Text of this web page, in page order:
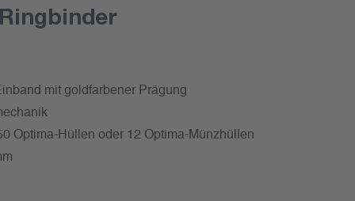
mit goldfarbener Prägung
Optima-Hüllen oder 12 Optima-Münzhüllen